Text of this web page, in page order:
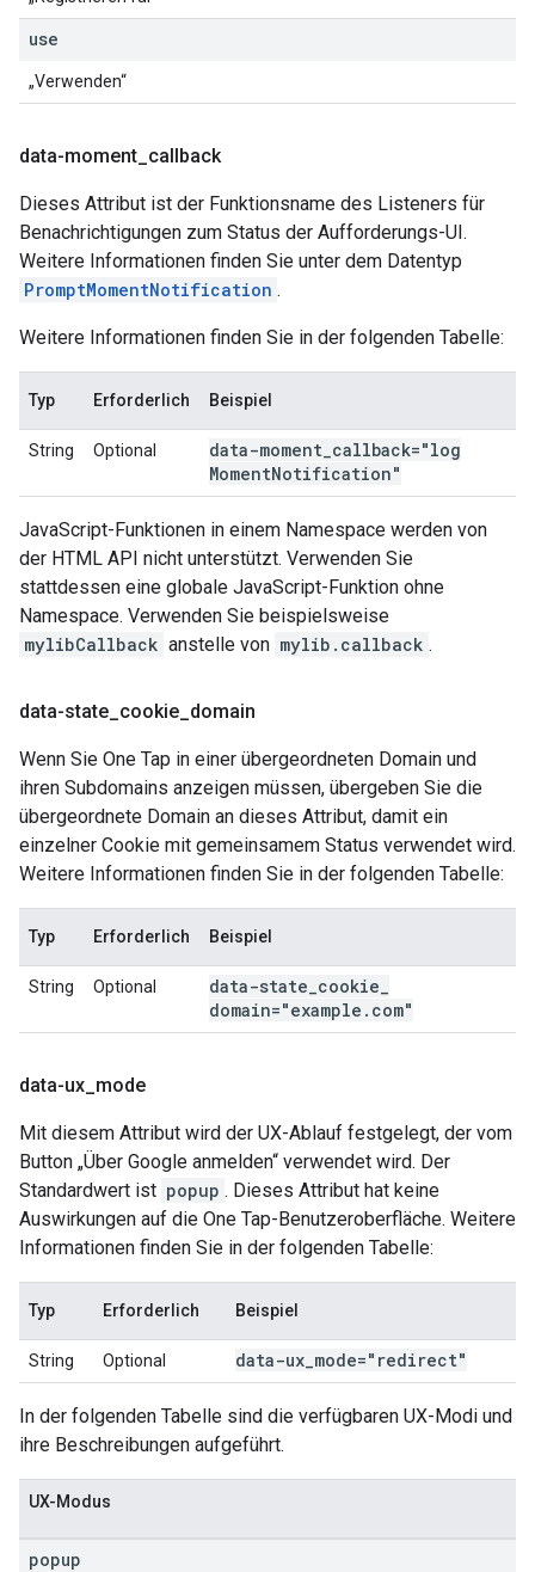
use
„Verwenden“
data-moment callback
Dieses Attribut ist der Funktionsname des Listeners für
Benachrichtigungen zum Status der Aufforderungs-UI.
Weitere Informationen finden Sie unter dem Datentyp
PromptMomentNotification .
Weitere Informationen finden Sie in der folgenden Tabelle:
Typ Erforderlich Beispiel
String Optional data-moment callback="log
MomentNotification"
JavaScript-Funktionen in einem Namespace werden von
der HTML API nicht unterstützt. Verwenden Sie
stattdessen eine globale JavaScript-Funktion ohne
Namespace. Verwenden Sie beispielsweise
mylibCallback anstelle von mylib.callback .
data-state cookie domain
Wenn Sie One Tap in einer übergeordneten Domain und
ihren Subdomains anzeigen müssen, übergeben Sie die
übergeordnete Domain an dieses Attribut, damit ein
einzelner Cookie mit gemeinsamem Status verwendet wird.
Weitere Informationen finden Sie in der folgenden Tabelle:
Typ Erforderlich Beispiel
String Optional data-state cookie
domain="example . com"
data-ux mode
Mit diesem Attribut wird der UX-Ablauf festgelegt, der vom
Button „Über Google anmelden“ verwendet wird. Der
Standardwert ist popup . Dieses Attribut hat keine
Auswirkungen auf die One Tap-Benutzeroberfläche. Weitere
Informationen finden Sie in der folgenden Tabelle:
Typ Erforderlich Beispiel
String Optional data-ux mode="redirect"
In der folgenden Tabelle sind die verfügbaren UX-Modi und
ihre Beschreibungen aufgeführt.
UX-Modus
popup